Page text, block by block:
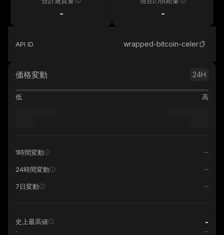
- -
API ID wrapped-bitcoin-celer
価格変動 24H
低 高
1時間変動
24時間変動
7日変動
史上最高値 -
-